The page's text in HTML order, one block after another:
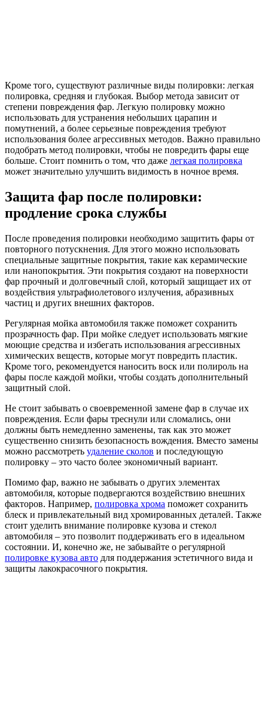
Кроме того, существуют различные виды полировки: легкая
полировка, средняя и глубокая. Выбор метода зависит от
степени повреждения фар. Легкую полировку можно
использовать для устранения небольших царапин и
помутнений, а более серьезные повреждения требуют
использования более агрессивных методов. Важно правильно
подобрать метод полировки, чтобы не повредить фары еще
больше. Стоит помнить о том, что даже легкая полировка
может значительно улучшить видимость в ночное время.
Защита фар после полировки:
продление срока службы
После проведения полировки необходимо защитить фары от
повторного потускнения. Для этого можно использовать
специальные защитные покрытия, такие как керамические
или нанопокрытия. Эти покрытия создают на поверхности
фар прочный и долговечный слой, который защищает их от
воздействия ультрафиолетового излучения, абразивных
частиц и других внешних факторов.
Регулярная мойка автомобиля также поможет сохранить
прозрачность фар. При мойке следует использовать мягкие
моющие средства и избегать использования агрессивных
химических веществ, которые могут повредить пластик.
Кроме того, рекомендуется наносить воск или полироль на
фары после каждой мойки, чтобы создать дополнительный
защитный слой.
Не стоит забывать о своевременной замене фар в случае их
повреждения. Если фары треснули или сломались, они
должны быть немедленно заменены, так как это может
существенно снизить безопасность вождения. Вместо замены
можно рассмотреть удаление сколов и последующую
полировку – это часто более экономичный вариант.
Помимо фар, важно не забывать о других элементах
автомобиля, которые подвергаются воздействию внешних
факторов. Например, полировка хрома поможет сохранить
блеск и привлекательный вид хромированных деталей. Также
стоит уделить внимание полировке кузова и стекол
автомобиля – это позволит поддерживать его в идеальном
состоянии. И, конечно же, не забывайте о регулярной
полировке кузова авто для поддержания эстетичного вида и
защиты лакокрасочного покрытия.